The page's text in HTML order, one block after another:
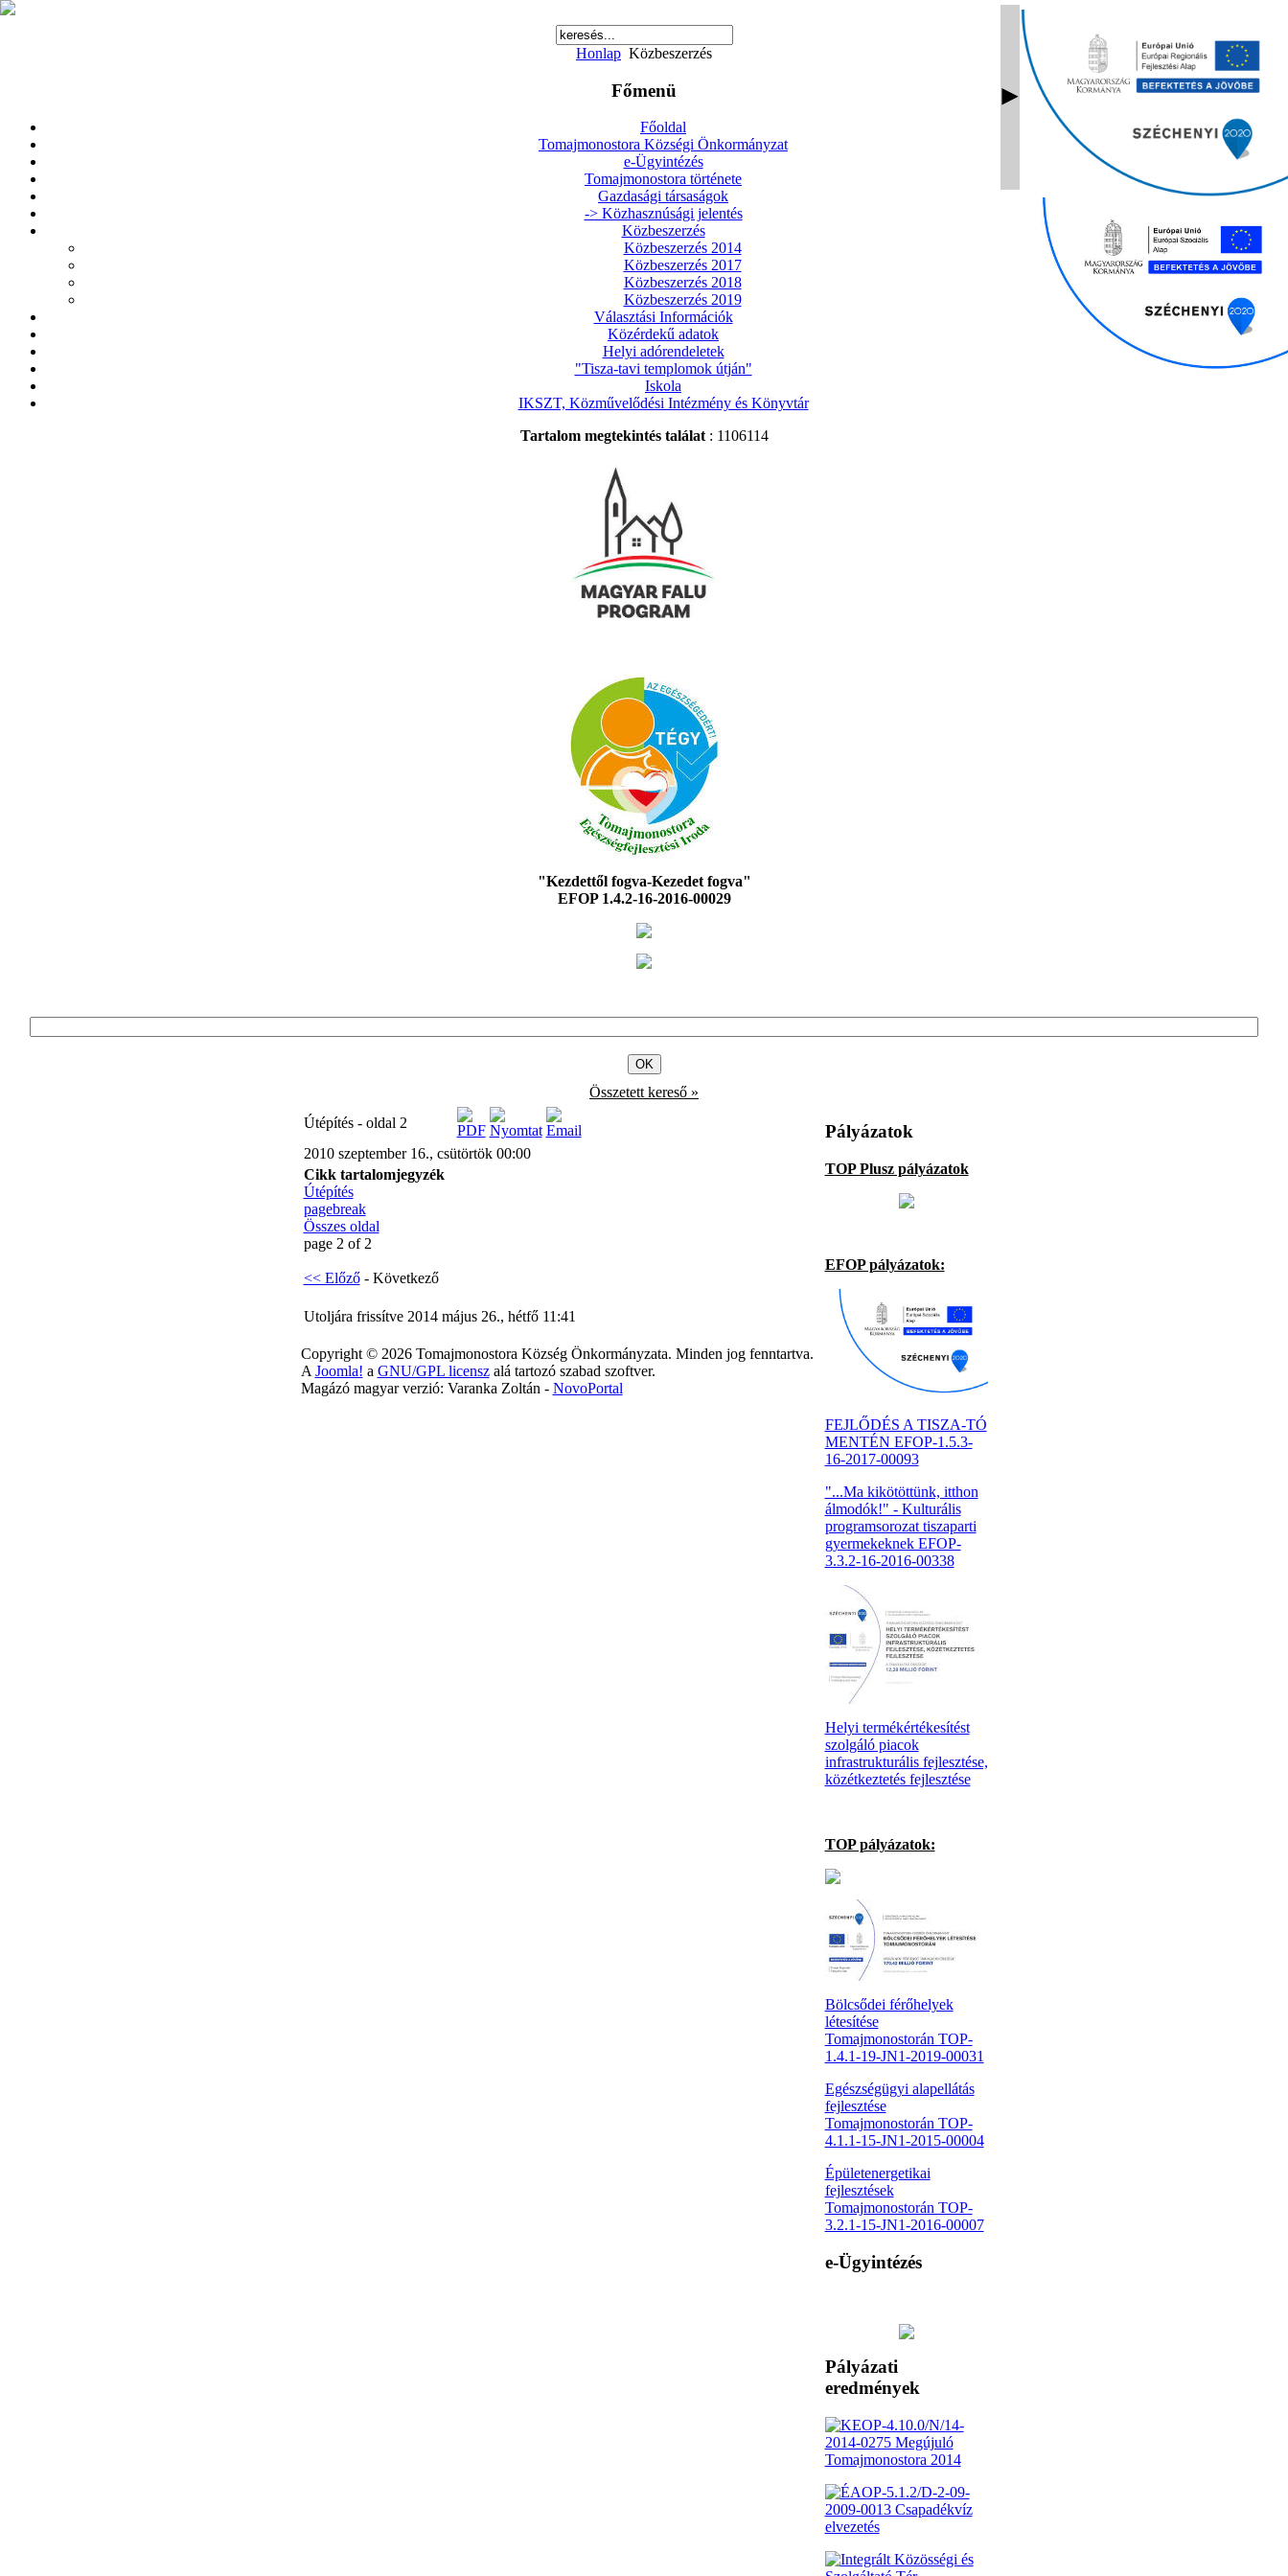
Honlap Közbeszerzés
Főmenü
Főoldal
Tomajmonostora Községi Önkormányzat
e-Ügyintézés
Tomajmonostora története
Gazdasági társaságok
-> Közhasznúsági jelentés
Közbeszerzés
Közbeszerzés 2014
Közbeszerzés 2017
Közbeszerzés 2018
Közbeszerzés 2019
Választási Információk
Közérdekű adatok
Helyi adórendeletek
"Tisza-tavi templomok útján"
Iskola
IKSZT, Közművelődési Intézmény és Könyvtár
Tartalom megtekintés találat: 1106114
"Kezdettől fogva-Kezedet fogva"
EFOP 1.4.2-16-2016-00029
Összetett kereső »
Útépítés - oldal 2
2010 szeptember 16., csütörtök 00:00
Cikk tartalomjegyzék
Útépítés
pagebreak
Összes oldal
page 2 of 2
<< Előző- Következő
Utoljára frissítve 2014 május 26., hétfő 11:41
Copyright © 2026 Tomajmonostora Község Önkormányzata. Minden jog fenntartva.
A Joomla! a GNU/GPL licenszalá tartozó szabad szoftver.
Magázó magyar verzió: Varanka Zoltán - NovoPortal
Pályázatok
TOP Plusz pályázatok
EFOP pályázatok:
FEJLŐDÉS A TISZA-TÓ
MENTÉN EFOP-1.5.3-
16-2017-00093
"...Ma kikötöttünk, itthon
álmodók!" - Kulturális
programsorozat tiszaparti
gyermekeknek EFOP-
3.3.2-16-2016-00338
Helyi termékértékesítést
szolgáló piacok
infrastrukturális fejlesztése,
közétkeztetés fejlesztése
TOP pályázatok:
Bölcsődei férőhelyek
létesítése
Tomajmonostorán TOP-
1.4.1-19-JN1-2019-00031
Egészségügyi alapellátás
fejlesztése
Tomajmonostorán TOP-
4.1.1-15-JN1-2015-00004
Épületenergetikai
fejlesztések
Tomajmonostorán TOP-
3.2.1-15-JN1-2016-00007
e-Ügyintézés
Pályázati
eredmények